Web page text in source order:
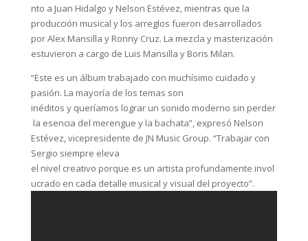
nto a Juan Hidalgo y Nelson Estévez, mientras que la
producción musical y los arreglos fueron desarrollados
por Alex Mansilla y Ronny Cruz. La mezcla y masterización
estuvieron a cargo de Luis Mansilla y Boris Milan.
“Este es un álbum trabajado con muchísimo cuidado y
pasión. La mayoría de los temas son
inéditos y queríamos lograr un sonido moderno sin perder
la esencia del merengue y la bachata”, expresó Nelson
Estévez, vicepresidente de JN Music Group. “Trabajar con
Sergio siempre eleva
el nivel creativo porque es un artista profundamente invol
ucrado en cada detalle musical y visual del proyecto”.